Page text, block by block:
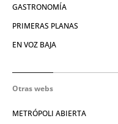
GASTRONOMÍA
PRIMERAS PLANAS
EN VOZ BAJA
Otras webs
METRÓPOLI ABIERTA